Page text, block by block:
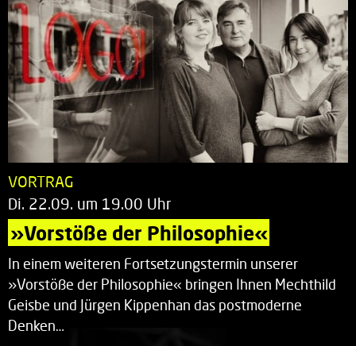
VORTRAG
Di. 22.09. um 19.00 Uhr
»Vorstöße der Philosophie«
In einem weiteren Fortsetzungstermin unserer
»Vorstöße der Philosophie« bringen Ihnen Mechthild
Geisbe und Jürgen Kippenhan das postmoderne
Denken…